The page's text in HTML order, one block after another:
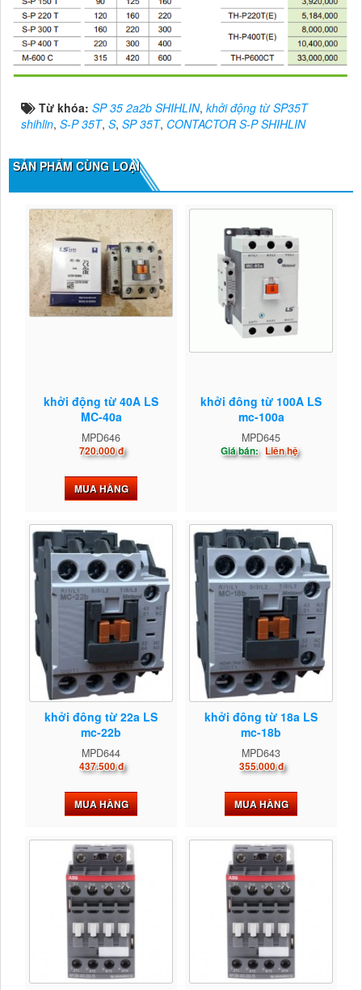
Từ khóa: SP 35 2a2b SHIHLIN, khởi động từ SP35T
shihlin, S-P 35T, S, SP 35T, CONTACTOR S-P SHIHLIN
SẢN PHẨM CÙNG LOẠI
khởi động từ 40A LS
MC-40a
MPD646
720.000 đ
MUA HÀNG
khởi đông từ 100A LS
mc-100a
MPD645
Giá bán: Liên hệ
khởi đông từ 22a LS
mc-22b
MPD644
437.500 đ
MUA HÀNG
khởi đông từ 18a LS
mc-18b
MPD643
355.000 đ
MUA HÀNG